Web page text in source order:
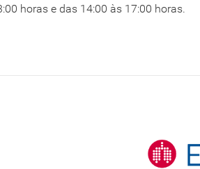
horas e das 14:00 às 17:00 horas.